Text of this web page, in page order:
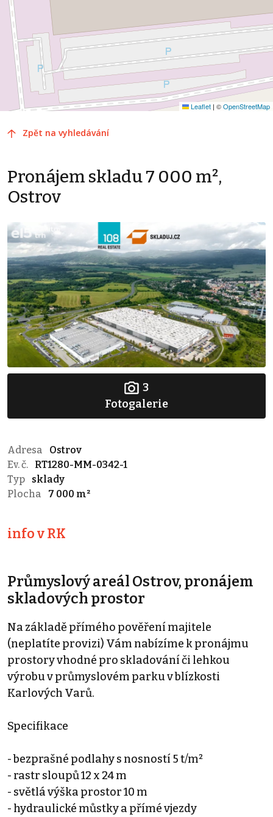
Leaflet | ©OpenStreetMap
Zpět na vyhledávání
Pronájem skladu 7 000 m²,
Ostrov
3
Fotogalerie
Adresa
Ostrov
Ev. č.
RT1280-MM-0342-1
Typ
sklady
Plocha
7 000 m²
info v RK
Průmyslový areál Ostrov, pronájem
skladových prostor
Na základě přímého pověření majitele
(neplatíte provizi) Vám nabízíme k pronájmu
prostory vhodné pro skladování či lehkou
výrobu v průmyslovém parku v blízkosti
Karlových Varů.
Specifikace
- bezprašné podlahy s nosností 5 t/m²
- rastr sloupů 12 x 24 m
- světlá výška prostor 10 m
- hydraulické můstky a přímé vjezdy